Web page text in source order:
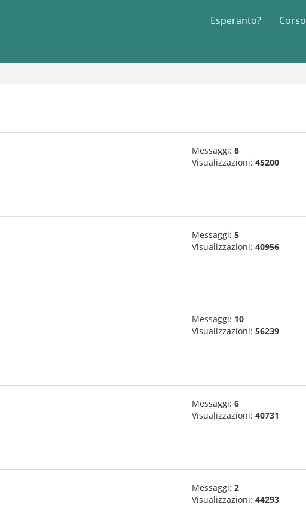
Esperanto? Corso
Messaggi: 8
Visualizzazioni: 45200
Messaggi: 5
Visualizzazioni: 40956
Messaggi: 10
Visualizzazioni: 56239
Messaggi: 6
Visualizzazioni: 40731
Messaggi: 2
Visualizzazioni: 44293